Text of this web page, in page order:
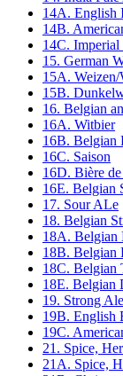
14A. English
14B.
14C. Imperial
15. German
15A. Weizen/
15B.
16. Belgian
16A. Witbier
16B. Belgian
16C. Saison
16D. Bière
16E. Belgian
17. Sour ALe
18. Belgian
18A. Belgian
18B. Belgian
18C. Belgian
18E. Belgian
19. Strong Ale
19B. English
19C.
21. Spice,
21A. Spice,